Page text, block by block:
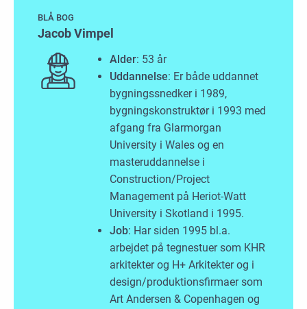
BLÅ BOG
Jacob Vimpel
Alder: 53 år
Uddannelse: Er både uddannet
bygningssnedker i 1989,
bygningskonstruktør i 1993 med
afgang fra Glarmorgan
University i Wales og en
masteruddannelse i
Construction/Project
Management på Heriot-Watt
University i Skotland i 1995.
Job: Har siden 1995 bl.a.
arbejdet på tegnestuer som KHR
arkitekter og H+ Arkitekter og i
design/produktionsfirmaer som
Art Andersen & Copenhagen og